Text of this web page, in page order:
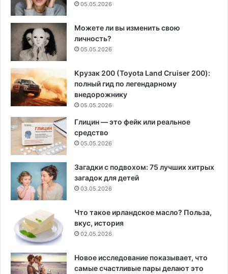
05.05.2026
Можете ли вы изменить свою
личность?
05.05.2026
Крузак 200 (Toyota Land Cruiser 200):
полный гид по легендарному
внедорожнику
05.05.2026
Глицин — это фейк или реальное
средство
05.05.2026
Загадки с подвохом: 75 лучших хитрых
загадок для детей
03.05.2026
Что такое ирландское масло? Польза,
вкус, история
02.05.2026
Новое исследование показывает, что
самые счастливые пары делают это